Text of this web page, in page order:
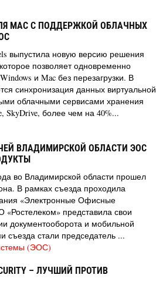
ДЛЯ MAC С ПОДДЕРЖКОЙ ОБЛАЧНЫХ
выпустила новую версию решения
позволяет одновременно
и Mac без перезагрузки. В
синхронизация данных виртуальной
облачными сервисами хранения
SkyDrive, более чем на 40%...
ВЛАДИМИРСКОЙ ОБЛАСТИ ЭОС
во Владимирской области прошел
В рамках съезда проходила
«Электронные Офисные
представила свои
документооборота и мобильной
съезда стали председатель ...
(ЭОС)
– ЛУЧШИЙ ПРОТИВ